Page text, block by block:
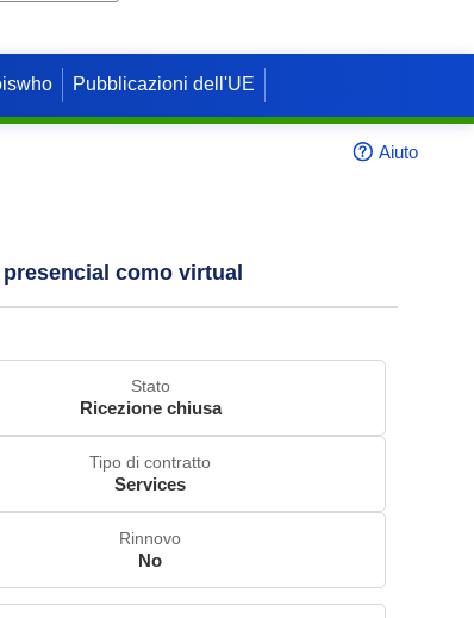
Pubblicazioni dell'UE
Aiuto
como virtual
Stato
Ricezione chiusa
Tipo di contratto
Services
Rinnovo
No